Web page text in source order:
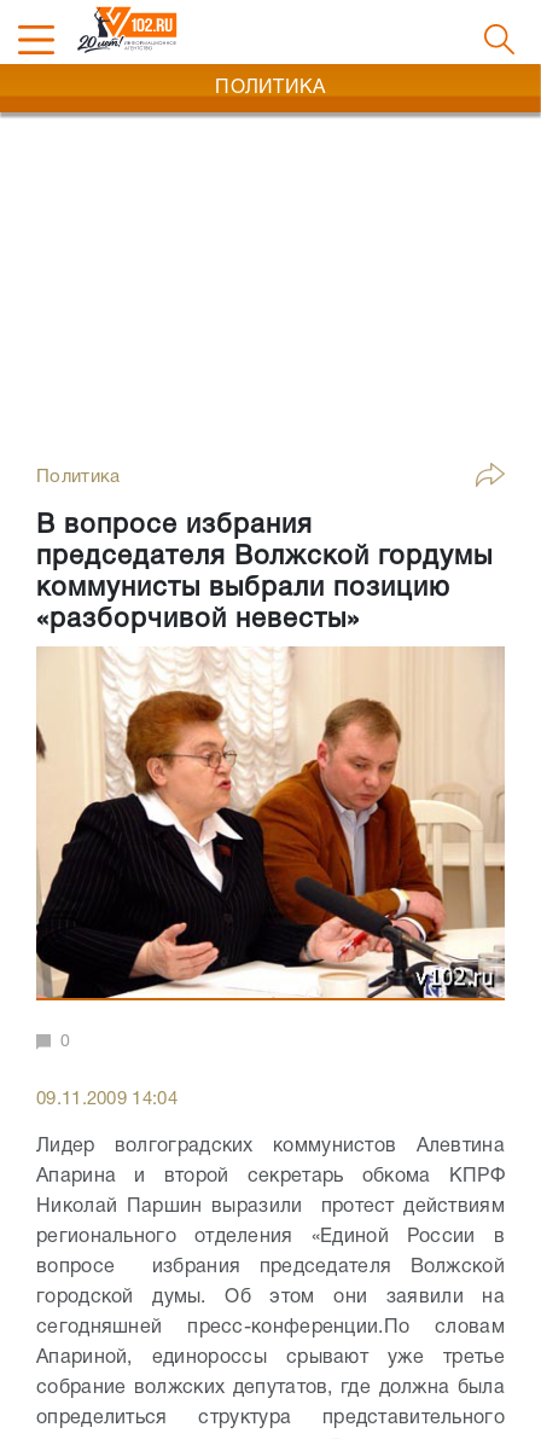
ПОЛИТИКА
Политика
В вопросе избрания
председателя Волжской гордумы
коммунисты выбрали позицию
«разборчивой невесты»
0
09.11.2009 14:04
Лидер волгоградских коммунистов Алевтина
Апарина и второй секретарь обкома КПРФ
Николай Паршин выразили протест действиям
регионального отделения «Единой России в
вопросе избрания председателя Волжской
городской думы. Об этом они заявили на
сегодняшней пресс-конференции.
По словам
Апариной, единороссы срывают уже третье
собрание волжских депутатов, где должна была
определиться структура представительного